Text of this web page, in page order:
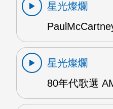
星光燦爛
星光燦爛
80年代歌選